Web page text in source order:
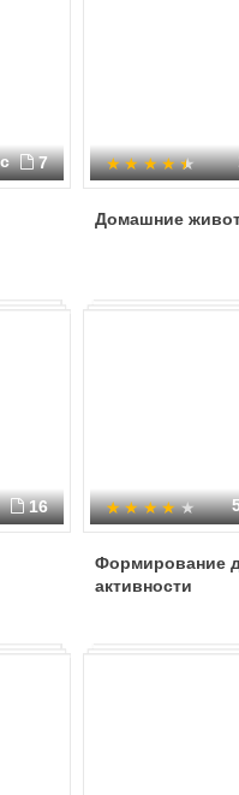
7
Домашние
16
Формирование
активности